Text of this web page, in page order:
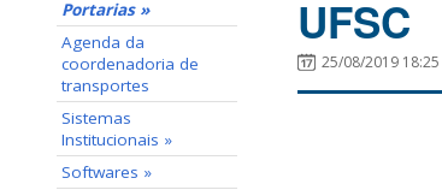
Portarias »
Agenda da
coordenadoria de
transportes
Sistemas
Institucionais »
Softwares »
UFSC
25/08/2019 18:25